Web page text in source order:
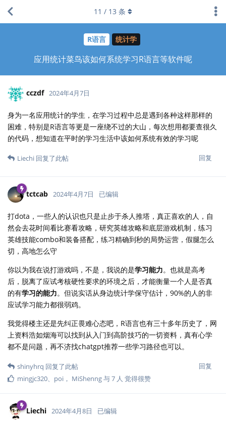
R语言 统计学
应用统计菜鸟该如何系统学习R语言等软件呢
11 / 13 条
cczdf 2024年4月7日
身为一名应用统计的学生，在学习过程中总是遇到各种这样那样的
困难，特别是R语言等更是一座绕不过的大山，每次想用都要查很久
的代码，想知道在平时的学习生活中该如何系统有效的学习呢
回复
Liechi 回复了此帖
tctcab 2024年4月7日 已编辑
打dota，一些人的认识也只是止步于杀人推塔，真正喜欢的人，自
然会去花时间看比赛看攻略，研究英雄攻略和底层游戏机制，练习
英雄技能combo和装备搭配，练习精确到秒的局势运营，假腿怎么
切，高地怎么守
你以为我在说打游戏吗，不是，我说的是学习能力。也就是高考
后，脱离了应试考核硬性要求的环境之后，才能衡量一个人是否真
的有学习的能力。但说实话从身边统计学保守估计，90%的人的非
应试学习能力都很弱鸡。
我觉得楼主还是先纠正畏难心态吧，R语言也有三十多年历史了，网
上资料浩如烟海可以找到从入门到高阶技巧的一切资料，真有心学
都不是问题，再不济找chatgpt推荐一些学习路径也可以。
回复
shinyhrq 回复了此帖
mingjc320、 poi ， MiShenng与7 人 觉得很赞
Liechi 2024年4月8日 已编辑